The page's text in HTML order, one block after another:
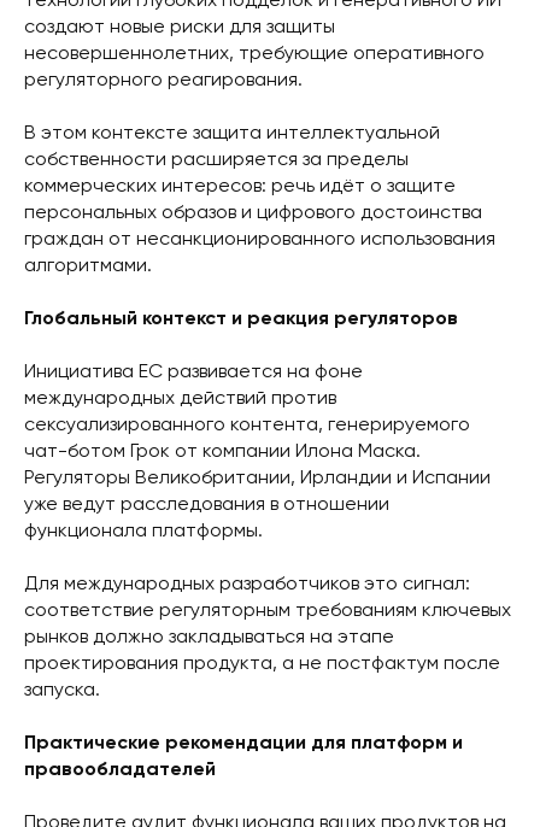
создают новые риски для защиты
несовершеннолетних, требующие оперативного
регуляторного реагирования.
В этом контексте защита интеллектуальной
собственности расширяется за пределы
коммерческих интересов: речь идёт о защите
персональных образов и цифрового достоинства
граждан от несанкционированного использования
алгоритмами.
Глобальный контекст и реакция регуляторов
Инициатива ЕС развивается на фоне
международных действий против
сексуализированного контента, генерируемого
чат-ботом Грок от компании Илона Маска.
Регуляторы Великобритании, Ирландии и Испании
уже ведут расследования в отношении
функционала платформы.
Для международных разработчиков это сигнал:
соответствие регуляторным требованиям ключевых
рынков должно закладываться на этапе
проектирования продукта, а не постфактум после
запуска.
Практические рекомендации для платформ и
правообладателей
Проведите аудит функционала ваших продуктов на